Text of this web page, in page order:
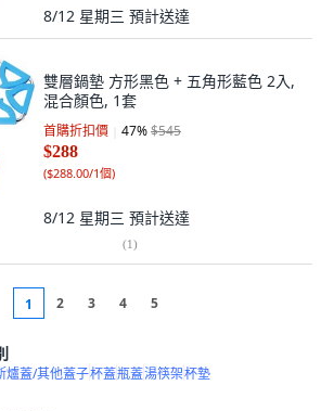
8/12 星期三 預計送達
雙層鍋墊 方形黑色 + 五角形藍色 2入,
混合顏色, 1套
首購折扣價 47%$545
$288
($288.00/1個)
8/12 星期三 預計送達
(1)
1 2 3 4 5
爐蓋/其他蓋子杯蓋瓶蓋湯筷架杯墊